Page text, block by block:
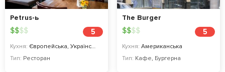
Petrus-ь
Кухня: Європейська, Українська, Закарпатська
Тип: Ресторан
5
$$$$
The Burger
Кухня: Американська
Тип: Кафе, Бургерна
5
$$$$